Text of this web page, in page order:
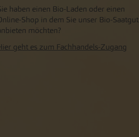
haben einen Bio-Laden oder einen
Shop in dem Sie unser Bio-Saatgut
möchten?
geht es zum Fachhandels-Zugang